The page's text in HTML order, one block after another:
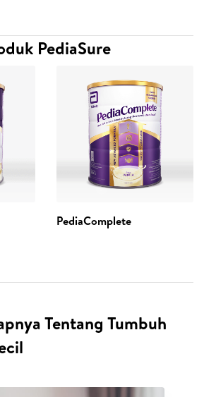
PediaSure
PediaComplete
Tentang Tumbuh